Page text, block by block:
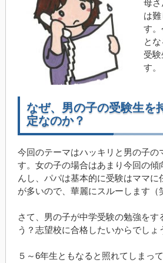
母
は
す。
と
受
す。
なぜ、男の子の受験生を
定なのか？
今回のテーマはハッキリと男の子の
す。女の子の場合はあまり今回の傾
んし、パパは基本的に受験はママに
が多いので、華麗にスルーします（
さて、男の子が中学受験の勉強をす
う？志望校に合格したいからでしょ
５～6年生ともなると照れてしまっ